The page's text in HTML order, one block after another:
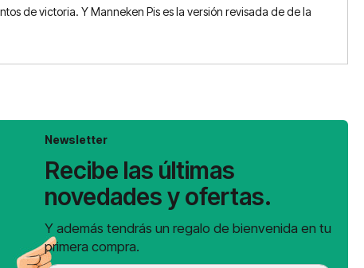
de victoria. Y Manneken Pis es la versión revisada de de la
Newsletter
Recibe las últimas
novedades y ofertas.
Y además tendrás un regalo de bienvenida en tu
primera compra.